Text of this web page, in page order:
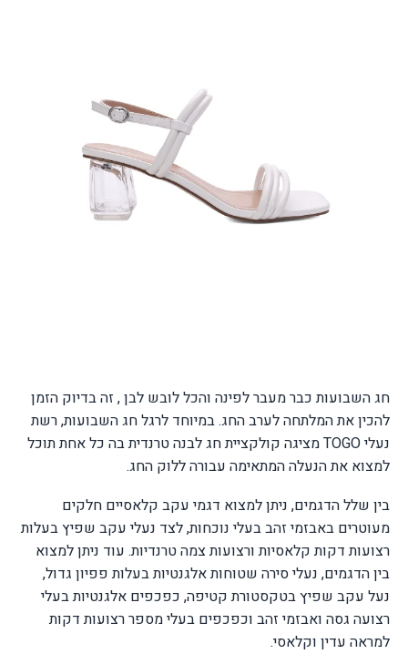
חג השבועות כבר מעבר לפינה והכל לובש לבן , זה בדיוק הזמן
להכין את המלתחה לערב החג. במיוחד לרגל חג השבועות, רשת
נעליTOGOמציגה קולקציית חג לבנה טרנדית בה כל אחת תוכל
למצוא את הנעלה המתאימה עבורה ללוק החג.
בין שלל הדגמים, ניתן למצוא דגמי עקב קלאסיים חלקים
מעוטרים באבזמי זהב בעלי נוכחות, לצד נעלי עקב שפיץ בעלות
רצועות דקות קלאסיות ורצועות צמה טרנדיות. עוד ניתן למצוא
בין הדגמים, נעלי סירה שטוחות אלגנטיות בעלות פפיון גדול,
נעל עקב שפיץ בטקסטורת קטיפה, כפכפים אלגנטיות בעלי
רצועה גסה ואבזמי זהב וכפכפים בעלי מספר רצועות דקות
למראה עדין וקלאסי.